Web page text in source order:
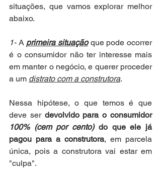
situações, que vamos explorar melhor
abaixo.
1- A primeira situação que pode ocorrer
é o consumidor não ter interesse mais
em manter o negócio, e querer proceder
a um distrato com a construtora.
Nessa hipótese, o que temos é que
deve ser
devolvido para o consumidor
100% (cem por cento) do que ele já
pagou para a construtora, em parcela
única, pois a construtora vai estar em
"culpa".